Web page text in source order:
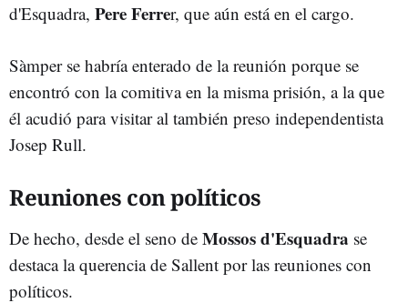
d'Esquadra, Pere Ferrer, que aún está en el cargo.
Sàmper se habría enterado de la reunión porque se
encontró con la comitiva en la misma prisión, a la que
él acudió para visitar al también preso independentista
Josep Rull.
Reuniones con políticos
De hecho, desde el seno de Mossos d'Esquadra se
destaca la querencia de Sallent por las reuniones con
políticos.